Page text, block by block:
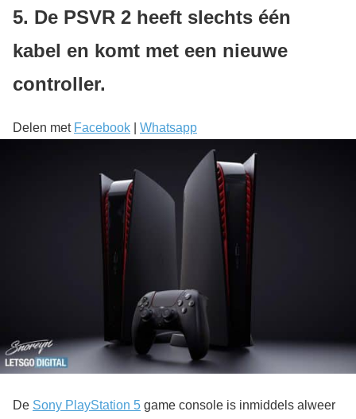
5. De PSVR 2 heeft slechts één
kabel en komt met een nieuwe
controller.
Delen met Facebook Whatsapp
De Sony PlayStation 5 game console is inmiddels alweer